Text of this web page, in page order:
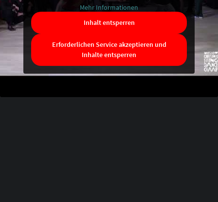
Mehr Informationen
Inhalt entsperren
Erforderlichen Service akzeptieren und
Inhalte entsperren